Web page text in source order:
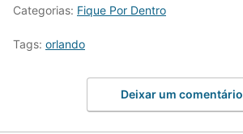
Categorias: Fique Por Dentro
Tags: orlando
Deixar um comentário